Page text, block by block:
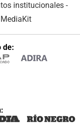
institucionales -
MediaKit
de: